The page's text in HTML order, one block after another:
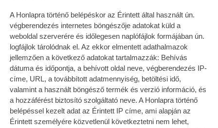
A Honlapra történő belépéskor az Érintett által használt ún.
végberendezés internetes böngészője adatokat küld a
weboldal szerverére és időlegesen naplófájlok formájában ún.
logfájlok tárolódnak el. Az ekkor elmentett adathalmazok
jellemzően a következő adatokat tartalmazzák: Behívás
dátuma és időpontja, a behívott oldal neve, végberendezés IP-
címe, URL, a továbbított adatmennyiség, betöltési idő,
valamint a használt böngésző termék és verzió információ, és
a hozzáférést biztosító szolgáltató neve. A Honlapra történő
belépéssel kezelt adat az Érintett IP címe, ami alapján az
Érintett személyére közvetlenül következtetni nem lehet,